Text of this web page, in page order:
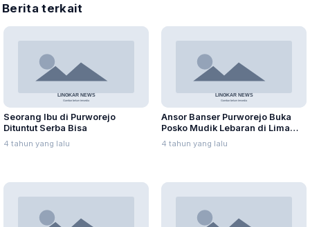
Berita terkait
Seorang Ibu di Purworejo
Dituntut Serba Bisa
4 tahun yang lalu
Ansor Banser Purworejo Buka
Posko Mudik Lebaran di Lima
Zona
4 tahun yang lalu